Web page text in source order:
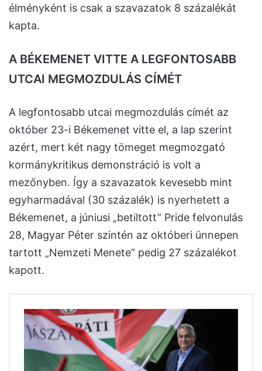
élményként is csak a szavazatok 8 százalékát
kapta.
A BÉKEMENET VITTE A LEGFONTOSABB
UTCAI MEGMOZDULÁS CÍMÉT
A legfontosabb utcai megmozdulás címét az
október 23-i Békemenet vitte el, a lap szerint
azért, mert két nagy tömeget megmozgató
kormánykritikus demonstráció is volt a
mezőnyben. Így a szavazatok kevesebb mint
egyharmadával (30 százalék) is nyerhetett a
Békemenet, a júniusi „betiltott” Pride felvonulás
28, Magyar Péter szintén az októberi ünnepen
tartott „Nemzeti Menete” pedig 27 százalékot
kapott.